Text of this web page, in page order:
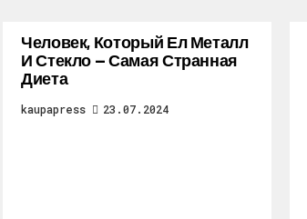
Человек, Который Ел Металл
И Стекло — Самая Странная
Диета
kaupapress 23.07.2024